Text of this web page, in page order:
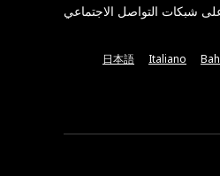
شبكات التواصل الاجتماعي
Italiano
日本語